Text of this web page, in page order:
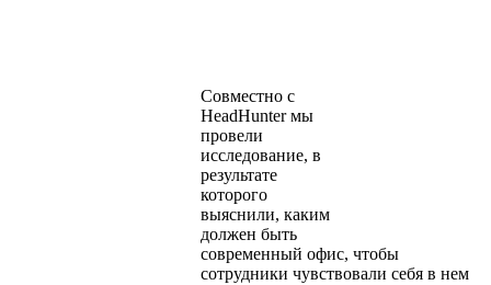
Совместно с
HeadHunter мы
провели
исследование, в
результате
которого
выяснили, каким
должен быть
современный офис, чтобы
сотрудники чувствовали себя в нем